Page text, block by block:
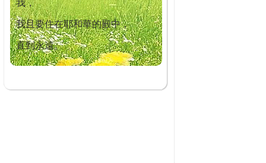
我，
我且要住在耶和華的殿中，
直到永遠。